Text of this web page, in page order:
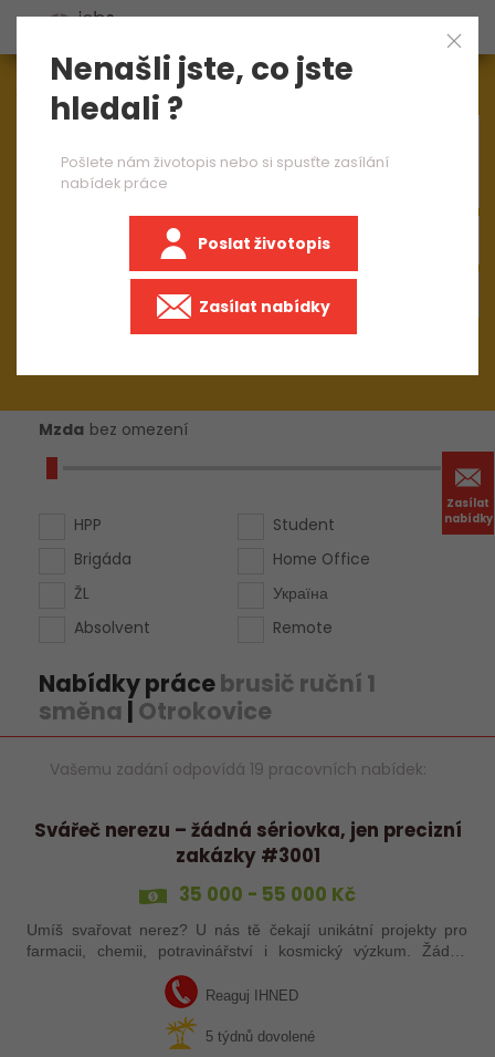
Zasílat
nabídky
Aktuálně1545nabídek práce
Mzda bez omezení
HPP
Brigáda
ŽL
Absolvent
Student
Home Office
Україна
Remote
Nabídky prácebrusič ruční 1
směna | Otrokovice
Vašemu zadání odpovídá 19 pracovních nabídek:
Svářeč nerezu – žádná sériovka, jen precizní
zakázky #3001
35 000 - 55 000 Kč
Umíš svařovat nerez? U nás tě čekají unikátní projekty pro
farmacii, chemii, potravinářství i kosmický výzkum. Žádná
rutina, ale precizní práce, která má smysl.
Reaguj IHNED
5 týdnů dovolené
Nenašli jste, co jste
hledali ?
Pošlete nám životopis nebo si spusťte zasílání
nabídek práce
Poslat životopis
Zasílat nabídky